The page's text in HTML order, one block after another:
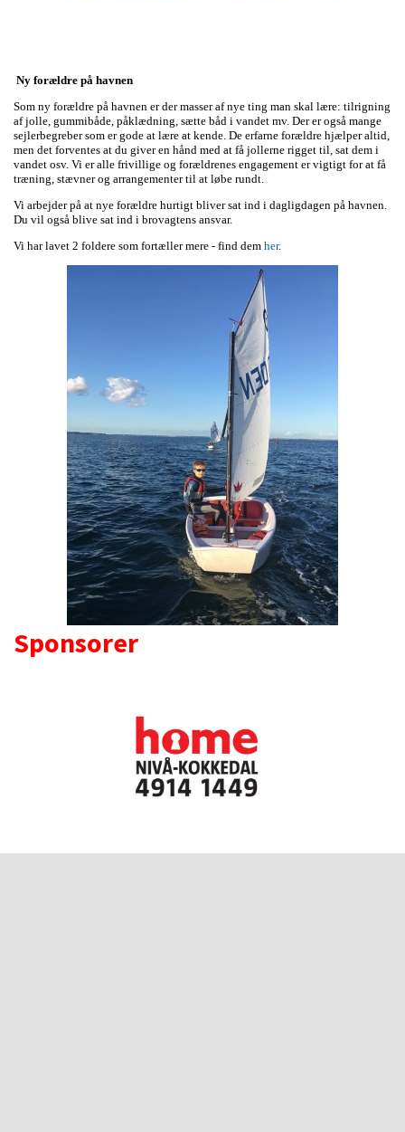
Ny forældre på havnen
Som ny forældre på havnen er der masser af nye ting man skal lære: tilrigning
af jolle, gummibåde, påklædning, sætte båd i vandet mv. Der er også mange
sejlerbegreber som er gode at lære at kende. De erfarne forældre hjælper altid,
men det forventes at du giver en hånd med at få jollerne rigget til, sat dem i
vandet osv. Vi er alle frivillige og forældrenes engagement er vigtigt for at få
træning, stævner og arrangementer til at løbe rundt.
Vi arbejder på at nye forældre hurtigt bliver sat ind i dagligdagen på havnen.
Du vil også blive sat ind i brovagtens ansvar.
Vi har lavet 2 foldere som fortæller mere - find dem her.
Sponsorer